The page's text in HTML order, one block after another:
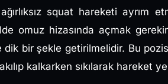
ağırlıksız squat hareketi
omuz hizasında açmak
dik bir şekle getirilmelidir. Bu
kalkarken sıkılarak hareket